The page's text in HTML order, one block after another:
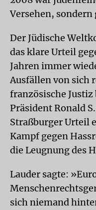
Versehen,
Der Jüdische
das klare Urteil
Jahren immer
Ausfällen von sich
französische
Präsident Ronald
Straßburger Urteil
Kampf gegen
die Leugnung des
Lauder sagte:
sich niemand